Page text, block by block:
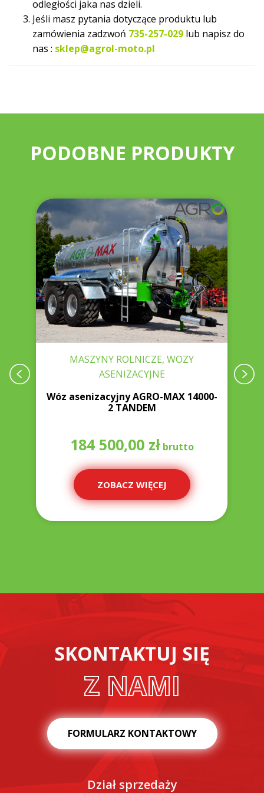
odległości jaka nas dzieli.
Jeśli masz pytania dotyczące produktu lub
zamówienia zadzwoń 735-257-029 lub napisz do
nas : sklep@agrol-moto.pl
PODOBNE PRODUKTY
MASZYNY ROLNICZE, WOZY
ASENIZACYJNE
Wóz asenizacyjny AGRO-MAX 14000-
2 TANDEM
184 500,00 zł
ZOBACZ WIĘCEJ
SKONTAKTUJ SIĘ
Z NAMI
FORMULARZ KONTAKTOWY
Dział sprzedaży